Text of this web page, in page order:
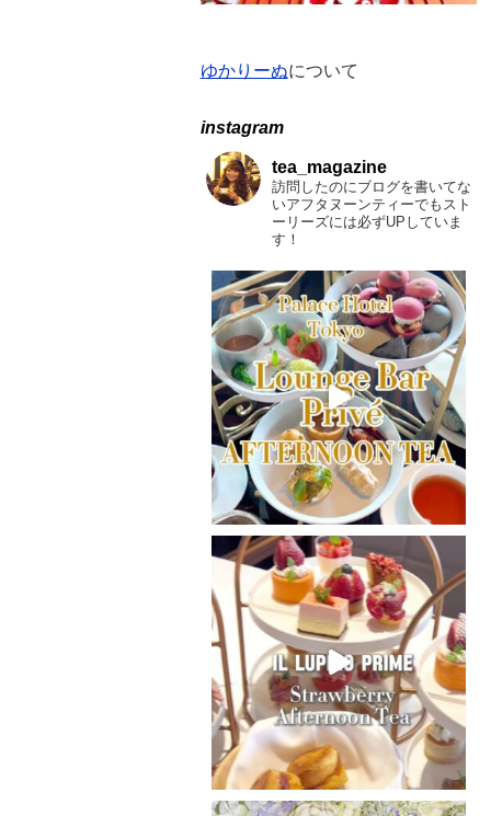
ゆかりーぬについて
instagram
tea_magazine
訪問したのにブログを書いてな
いアフタヌーンティーでもスト
ーリーズには必ずUPしていま
す！